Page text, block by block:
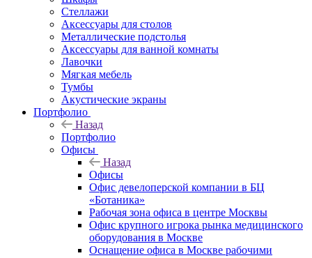
Стеллажи
Аксессуары для столов
Металлические подстолья
Аксессуары для ванной комнаты
Лавочки
Мягкая мебель
Тумбы
Акустические экраны
Портфолио
Назад
Портфолио
Офисы
Назад
Офисы
Офис девелоперской компании в БЦ
«Ботаника»
Рабочая зона офиса в центре Москвы
Офис крупного игрока рынка медицинского
оборудования в Москве
Оснащение офиса в Москве рабочими